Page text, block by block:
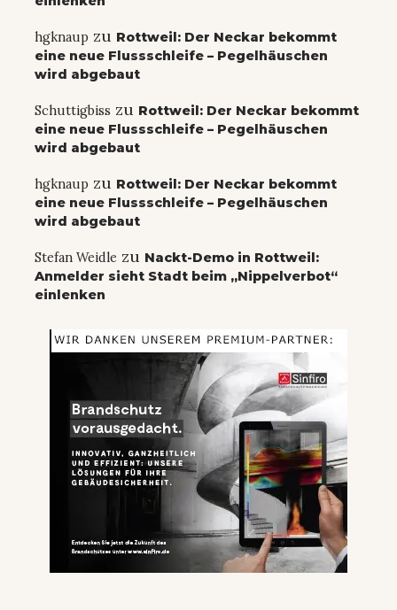
hgknaup zu Rottweil: Der Neckar bekommt
eine neue Flussschleife – Pegelhäuschen
wird abgebaut
Schuttigbiss zu Rottweil: Der Neckar bekommt
eine neue Flussschleife – Pegelhäuschen
wird abgebaut
hgknaup zu Rottweil: Der Neckar bekommt
eine neue Flussschleife – Pegelhäuschen
wird abgebaut
Stefan Weidle zu Nackt-Demo in Rottweil:
Anmelder sieht Stadt beim „Nippelverbot“
einlenken